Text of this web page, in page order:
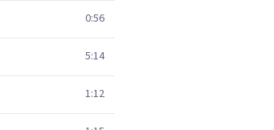
0:56
5:14
1:12